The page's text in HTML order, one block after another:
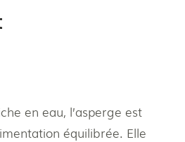
en eau, l’asperge est
équilibrée. Elle